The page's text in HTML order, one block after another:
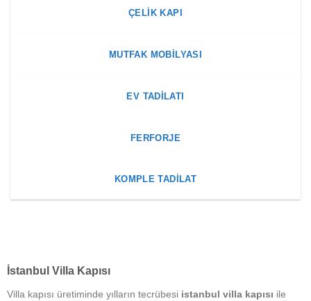
ÇELIK KAPI
MUTFAK MOBILYASI
EV TADILATI
FERFORJE
KOMPLE TADILAT
İstanbul Villa Kapısı
Villa kapısı üretiminde yılların tecrübesi istanbul villa kapısı ile